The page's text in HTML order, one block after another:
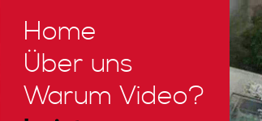
Home
Über uns
Warum Video?